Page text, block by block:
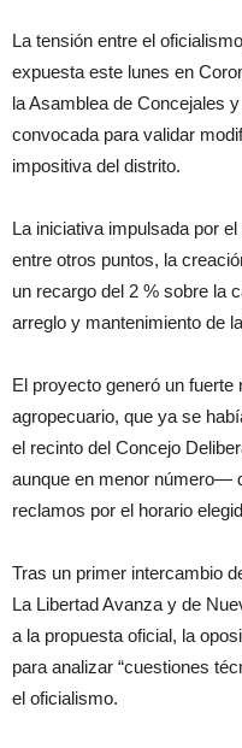
La tensión entre el
expuesta este lunes en
la Asamblea de Concejales
convocada para validar
impositiva del distrito.
La iniciativa impulsada por
entre otros puntos, la
un recargo del 2 % sobre la
arreglo y mantenimiento de
El proyecto generó un
agropecuario, que ya se
el recinto del Concejo
aunque en menor número—
reclamos por el horario
Tras un primer intercambio
La Libertad Avanza y de
a la propuesta oficial, la
para analizar “cuestiones
el oficialismo.